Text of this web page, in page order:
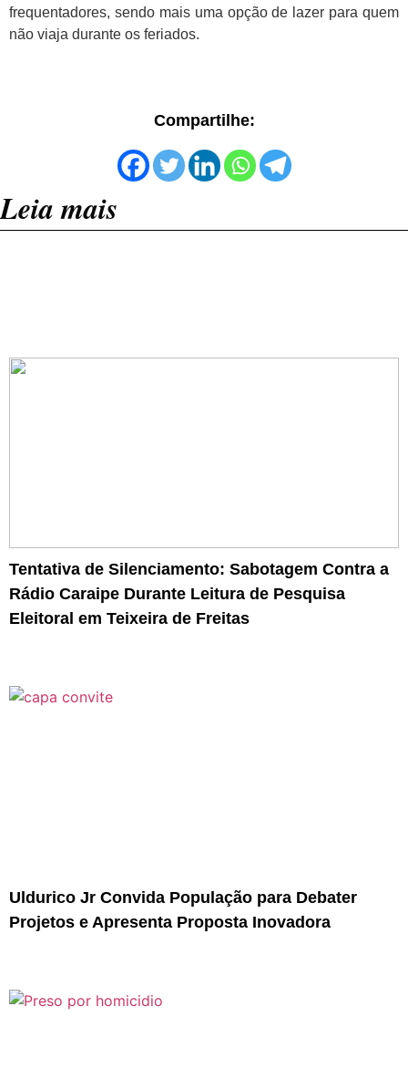
frequentadores, sendo mais uma opção de lazer para quem
não viaja durante os feriados.
Compartilhe:
Leia mais
Tentativa de Silenciamento: Sabotagem Contra a
Rádio Caraipe Durante Leitura de Pesquisa
Eleitoral em Teixeira de Freitas
Uldurico Jr Convida População para Debater
Projetos e Apresenta Proposta Inovadora